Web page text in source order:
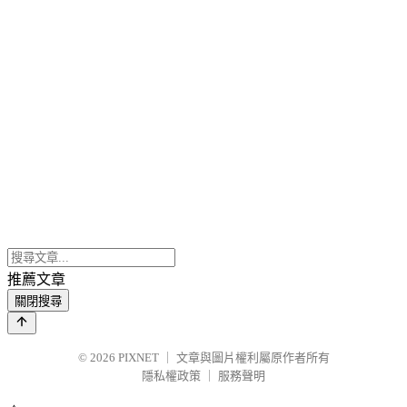
推薦文章
關閉搜尋
© 2026 PIXNET
文章與圖片權利屬原作者所有
隱私權政策
服務聲明